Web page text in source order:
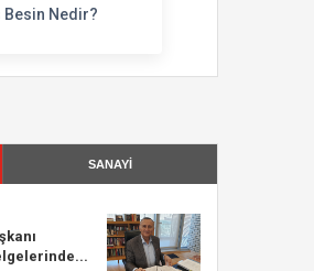
Besin Nedir?
SANAYİ